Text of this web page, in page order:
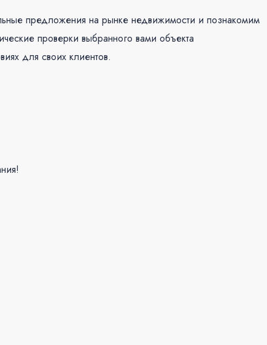
предложения на рынке недвижимости и познакомим
проверки выбранного вами объекта
для своих клиентов.